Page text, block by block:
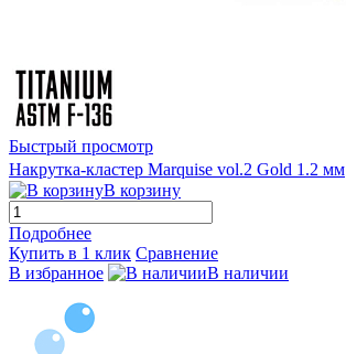
Быстрый просмотр
Накрутка-кластер Marquise vol.2 Gold 1.2 мм
В корзину
Подробнее
Купить в 1 клик Сравнение
В избранное
В наличии